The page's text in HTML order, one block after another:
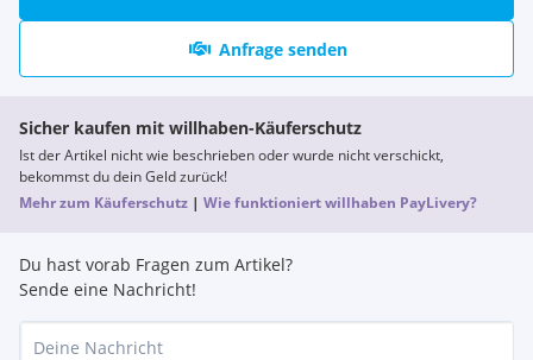
Anfrage senden
Sicher kaufen mit willhaben-Käuferschutz
Ist der Artikel nicht wie beschrieben oder wurde nicht verschickt,
bekommst du dein Geld zurück!
Mehr zum Käuferschutz | Wie funktioniert willhaben PayLivery?
Du hast vorab Fragen zum Artikel?
Sende eine Nachricht!